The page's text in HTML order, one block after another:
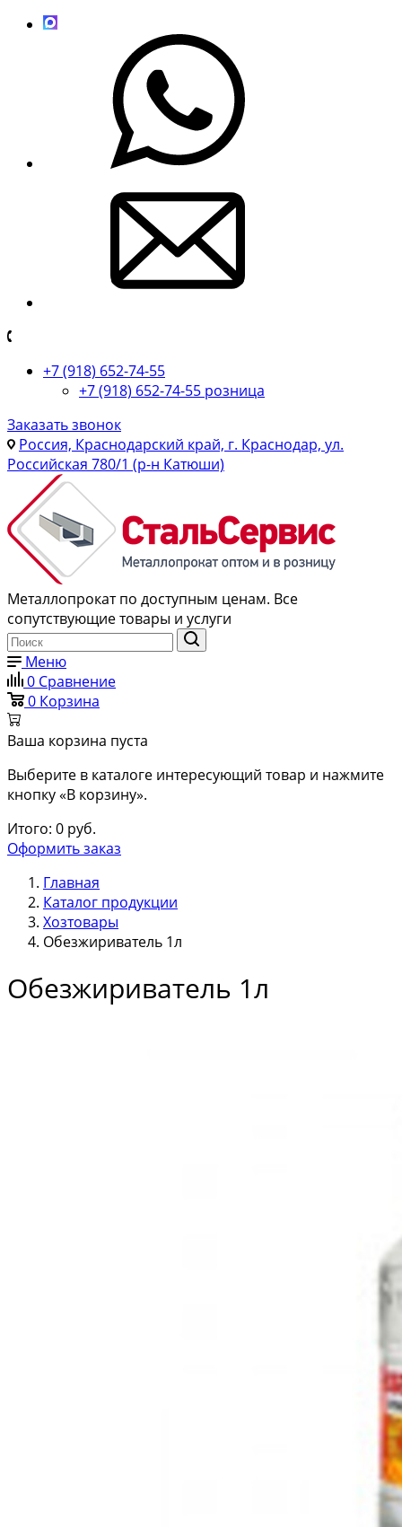
+7 (918) 652-74-55
+7 (918) 652-74-55 розница
Заказать звонок
Россия, Краснодарский край, г. Краснодар, ул.
Российская 780/1 (р-н Катюши)
Металлопрокат по доступным ценам. Все
сопутствующие товары и услуги
Меню
0 Сравнение
0 Корзина
Ваша корзина пуста
Выберите в каталоге интересующий товар и нажмите
кнопку «В корзину».
Итого: 0 руб.
Оформить заказ
Главная
Каталог продукции
Хозтовары
Обезжириватель 1л
Обезжириватель 1л